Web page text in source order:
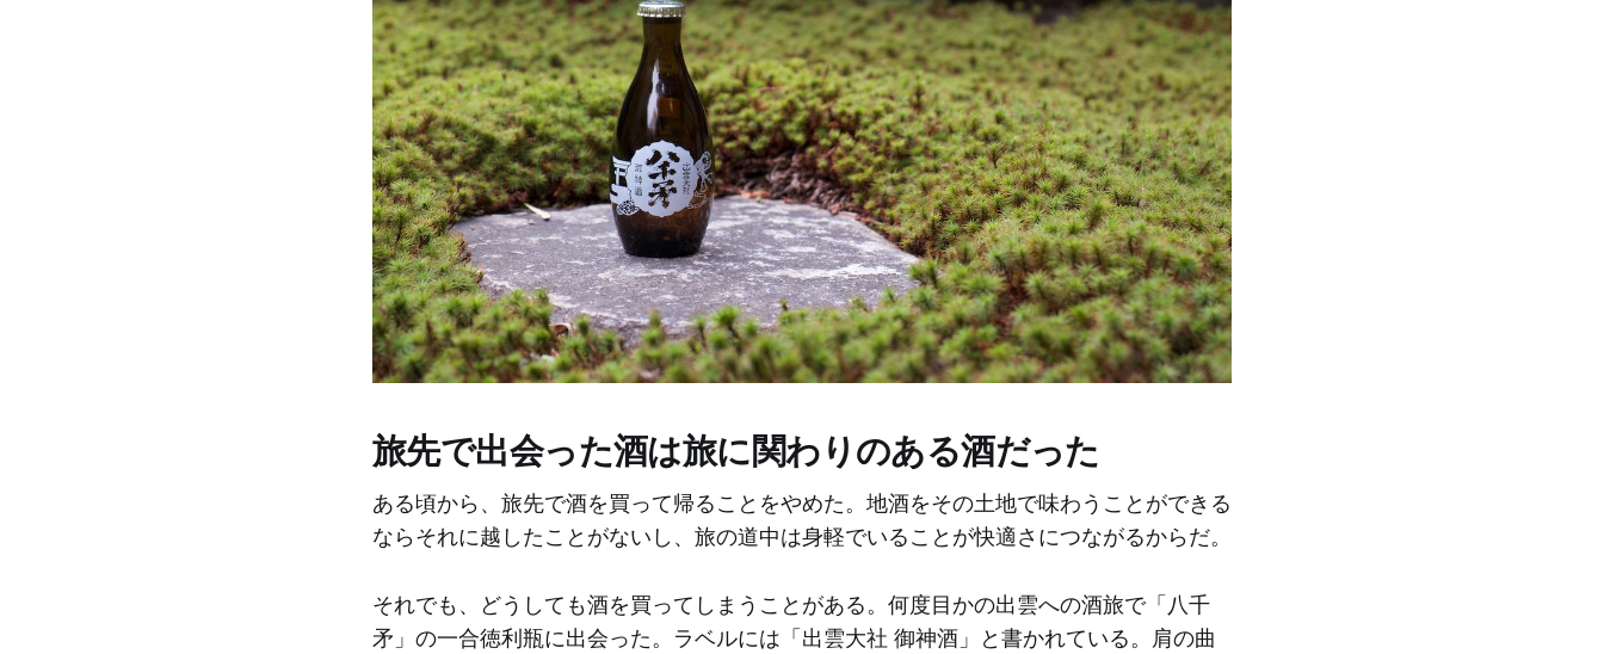
旅先で出会った酒は旅に関わりのある酒だった
ある頃から、旅先で酒を買って帰ることをやめた。地酒をその土地で味わうことができる
ならそれに越したことがないし、旅の道中は身軽でいることが快適さにつながるからだ。
それでも、どうしても酒を買ってしまうことがある。何度目かの出雲への酒旅で「八千
矛」の一合徳利瓶に出会った。ラベルには「出雲大社 御神酒」と書かれている。肩の曲